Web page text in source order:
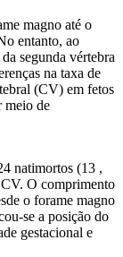
magno até o
entanto, ao
segunda vértebra
na taxa de
(CV) em fetos
meio de
natimortos (13 ,
CV. O comprimento
o forame magno
se a posição do
gestacional e